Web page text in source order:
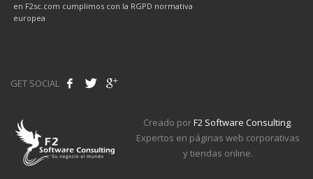
en F2sc.com cumplimos con la RGPD normativa
europea
GET SOCIAL
Creado porF2 Software Consulting.
Expertos en páginas web corporativas
y tiendas online.